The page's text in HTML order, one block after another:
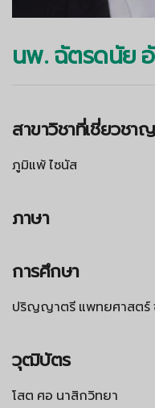
นพ. ฉัตรดนัย
สาขาวิชาที่เชี่ยวชาญ
ภูมิแพ้ ไซนัส
ภาษา
การศึกษา
ปริญญาตรี แพทยศาสตร์
วุฒิบัตร
โสต ศอ นาสิกวิทยา